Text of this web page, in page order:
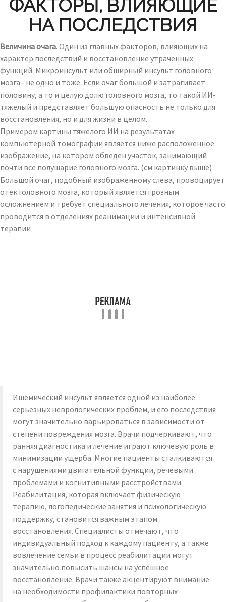
ФАКТОРЫ, ВЛИЯЮЩИЕ
НА ПОСЛЕДСТВИЯ
Величина очага. Один из главных факторов, влияющих на
характер последствий и восстановление утраченных
функций. Микроинсульт или обширный инсульт головного
мозга– не одно и тоже. Если очаг большой и затрагивает
половину, а то и целую долю головного мозга, то такой ИИ-
тяжелый и представляет большую опасность не только для
восстановления, но и для жизни в целом.
Примером картины тяжелого ИИ на результатах
компьютерной томографии является ниже расположенное
изображение, на котором обведен участок, занимающий
почти всё полушарие головного мозга. (см.картинку выше)
Большой очаг, подобный изображенному слева, провоцирует
отек головного мозга, который является грозным
осложнением и требует специального лечения, которое часто
проводится в отделениях реанимации и интенсивной
терапии
Ишемический инсульт является одной из наиболее
серьезных неврологических проблем, и его последствия
могут значительно варьироваться в зависимости от
степени повреждения мозга. Врачи подчеркивают, что
ранняя диагностика и лечение играют ключевую роль в
минимизации ущерба. Многие пациенты сталкиваются
с нарушениями двигательной функции, речевыми
проблемами и когнитивными расстройствами.
Реабилитация, которая включает физическую
терапию, логопедические занятия и психологическую
поддержку, становится важным этапом
восстановления. Специалисты отмечают, что
индивидуальный подход к каждому пациенту, а также
вовлечение семьи в процесс реабилитации могут
значительно повысить шансы на успешное
восстановление. Врачи также акцентируют внимание
на необходимости профилактики повторных